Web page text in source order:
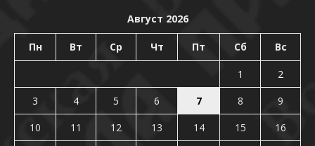
Август 2026
Пн Вт Ср Чт Пт Сб Вс
1
2
3
4 5 6 7 8
9
10
11 12 13 14 15
16